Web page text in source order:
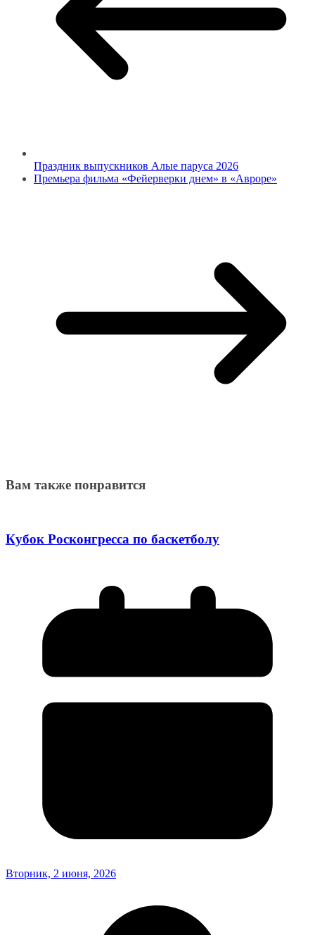
Праздник выпускников Алые паруса 2026
Премьера фильма «Фейерверки днем» в «Авроре»
Вам также понравится
Кубок Росконгресса по баскетболу
Вторник, 2 июня, 2026